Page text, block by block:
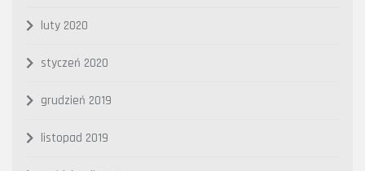
luty 2020
styczeń 2020
grudzień 2019
listopad 2019